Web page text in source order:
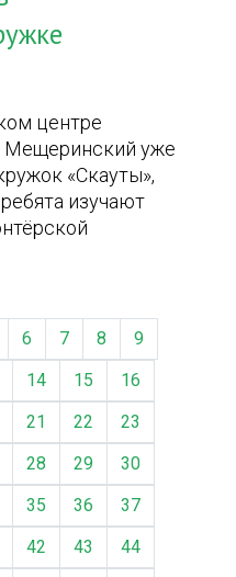
центре
Мещеринский уже
«Скауты»,
изучают
6 7 8
9
14 15
16
21 22
23
28 29
30
35 36
37
42 43
44